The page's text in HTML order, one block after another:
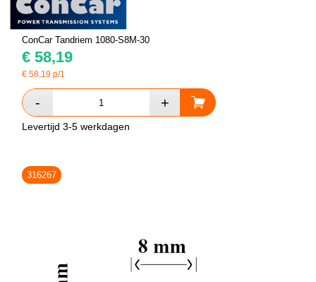
ConCar Tandriem 1080-S8M-30
€ 58,19
€58,19 p/1
Levertijd 3-5 werkdagen
316267